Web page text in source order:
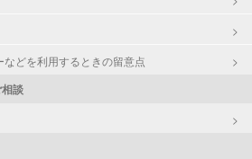
どを利用するときの留意点
談